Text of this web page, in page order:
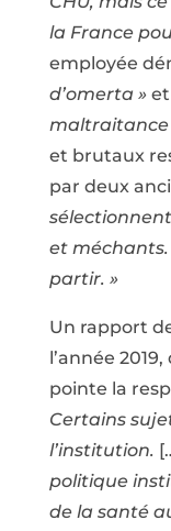
la France
employée
d’omerta »et
maltraitance
et brutaux
par deux
et
partir. »
Un rapport
l’année
pointe la
Certains
l’institution.
politique
de la santé